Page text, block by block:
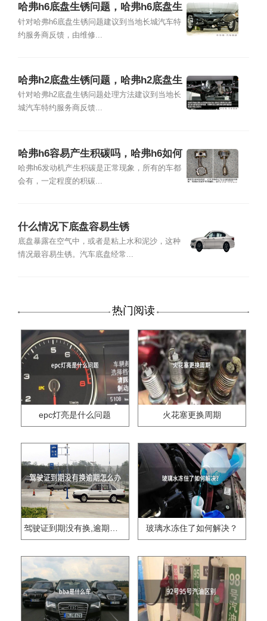
哈弗h6底盘生锈问题，哈弗h6底盘生
锈怎么处理
针对哈弗h6底盘生锈问题建议到当地长城汽车特
约服务商反馈，由维修...
哈弗h2底盘生锈问题，哈弗h2底盘生
锈怎么处理
针对哈弗h2底盘生锈问题处理方法建议到当地长
城汽车特约服务商反馈...
哈弗h6容易产生积碳吗，哈弗h6如何
清理积碳
哈弗h6发动机产生积碳是正常现象，所有的车都
会有，一定程度的积碳...
什么情况下底盘容易生锈
底盘暴露在空气中，或者是粘上水和泥沙，这种
情况最容易生锈。汽车底盘经常...
热门阅读
epc灯亮是什么问题 火花塞更换周期
驾驶证到期没有换,逾期怎么办?? 玻璃水冻住了如何解决？